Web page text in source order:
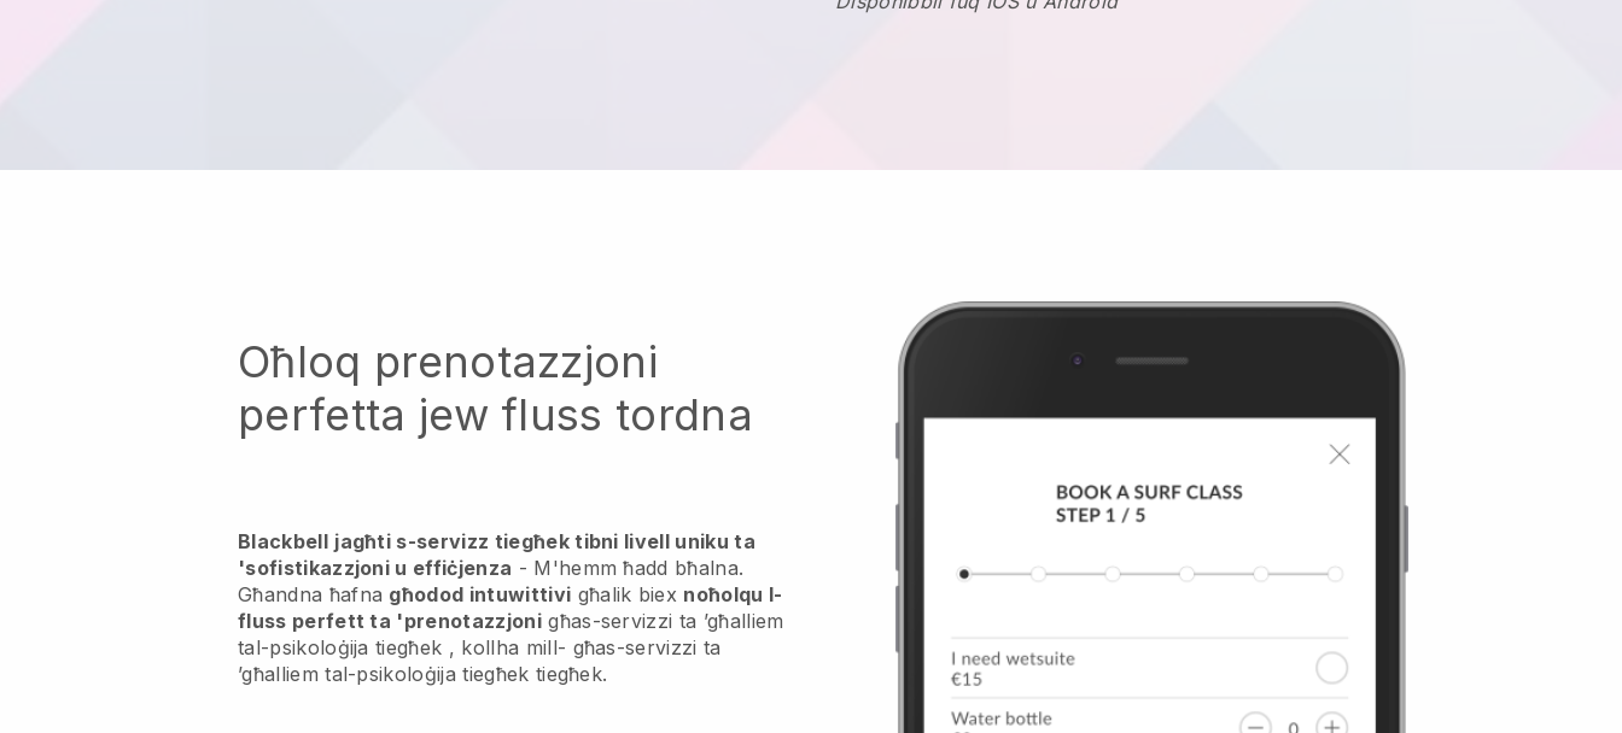
Oħloq prenotazzjoni
perfetta jew fluss tordna
Blackbell jagħti s-servizz tiegħek tibni livell uniku ta
'sofistikazzjoni u effiċjenza - M'hemm ħadd bħalna.
Għandna ħafna għodod intuwittivi għalik biex noħolqu l-
fluss perfett ta 'prenotazzjoni għas-servizzi ta ’għalliem
tal-psikoloġija tiegħek , kollha mill- għas-servizzi ta
’għalliem tal-psikoloġija tiegħek tiegħek.